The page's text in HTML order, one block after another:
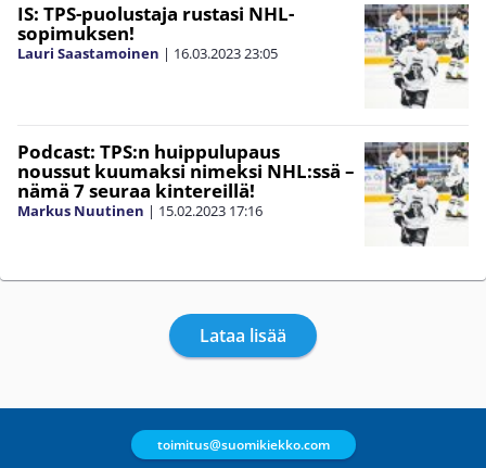
IS: TPS-puolustaja rustasi NHL-
sopimuksen!
Lauri Saastamoinen | 16.03.202323:05
Podcast: TPS:n huippulupaus
noussut kuumaksi nimeksi NHL:ssä –
nämä 7 seuraa kintereillä!
Markus Nuutinen | 15.02.2023 17:16
Lataa lisää
toimitus@suomikiekko.com